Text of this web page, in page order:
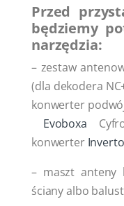
Przed
będziemy
narzędzia:
– zestaw
(dla dekodera
konwerter
Evoboxa
konwerter Inverto
– maszt anteny
ściany albo